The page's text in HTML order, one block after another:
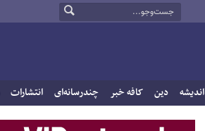
اندیشه دین کافه خبر چندرسانه‌ای انتشارات